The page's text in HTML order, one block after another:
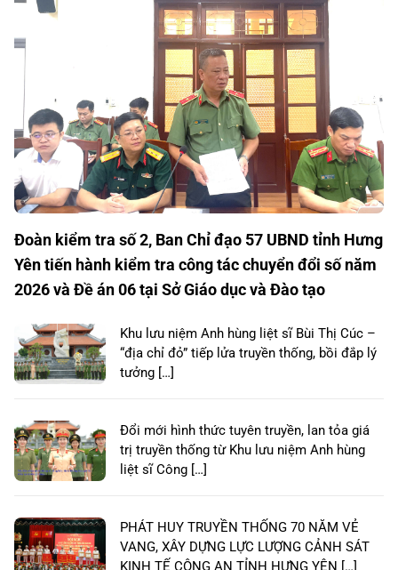
Đoàn kiểm tra số 2, Ban Chỉ đạo 57 UBND tỉnh Hưng
Yên tiến hành kiểm tra công tác chuyển đổi số năm
2026 và Đề án 06 tại Sở Giáo dục và Đào tạo
Khu lưu niệm Anh hùng liệt sĩ Bùi Thị Cúc –
“địa chỉ đỏ” tiếp lửa truyền thống, bồi đắp lý
tưởng […]
Đổi mới hình thức tuyên truyền, lan tỏa giá
trị truyền thống từ Khu lưu niệm Anh hùng
liệt sĩ Công […]
PHÁT HUY TRUYỀN THỐNG 70 NĂM VẺ
VANG, XÂY DỰNG LỰC LƯỢNG CẢNH SÁT
KINH TẾ CÔNG AN TỈNH HƯNG YÊN […]